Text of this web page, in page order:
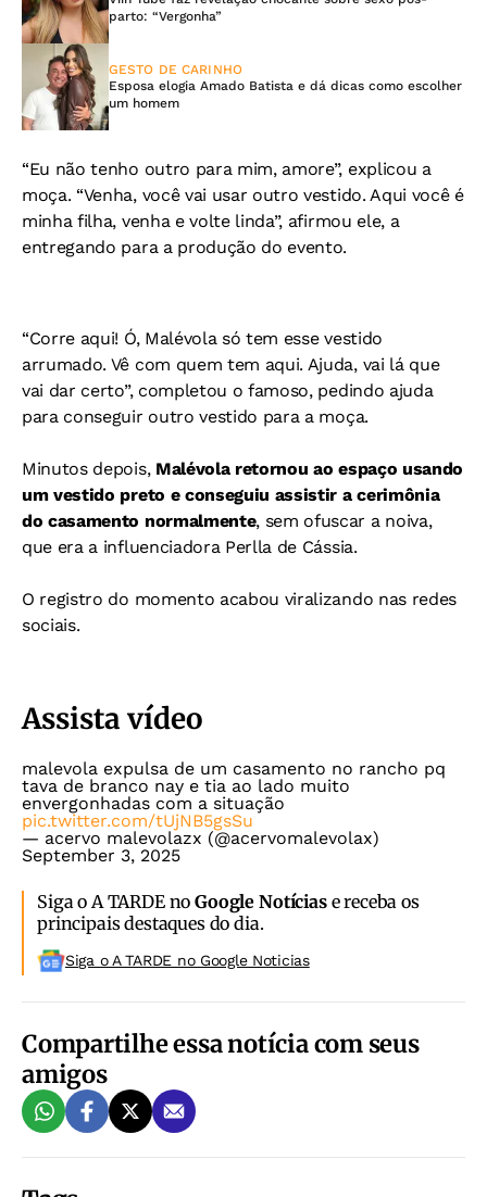
parto: “Vergonha”
GESTO DE CARINHO
Esposa elogia Amado Batista e dá dicas como escolher
um homem
“Eu não tenho outro para mim, amore”, explicou a
moça. “Venha, você vai usar outro vestido. Aqui você é
minha filha, venha e volte linda”, afirmou ele, a
entregando para a produção do evento.
“Corre aqui! Ó, Malévola só tem esse vestido
arrumado. Vê com quem tem aqui. Ajuda, vai lá que
vai dar certo”, completou o famoso, pedindo ajuda
para conseguir outro vestido para a moça.
Minutos depois, Malévola retornou ao espaço usando
um vestido preto e conseguiu assistir a cerimônia
do casamento normalmente, sem ofuscar a noiva,
que era a influenciadora Perlla de Cássia.
O registro do momento acabou viralizando nas redes
sociais.
Assista vídeo
malevola expulsa de um casamento no rancho pq
tava de branco nay e tia ao lado muito
envergonhadas com a situação
pic.twitter.com/tUjNB5gsSu
— acervo malevolazx (@acervomalevolax)
September 3, 2025
Siga o A TARDE noGoogle Notíciase receba os
principais destaques do dia.
Siga o A TARDE no Google Noticias
Compartilhe essa notícia com seus
amigos